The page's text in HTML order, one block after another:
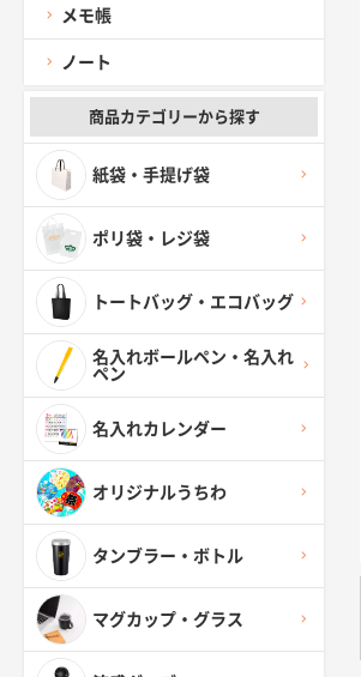
メモ帳
ノート
商品カテゴリーから探す
紙袋・手提げ袋
ポリ袋・レジ袋
トートバッグ・エコバッグ
名入れボールペン・名入れ
ペン
名入れカレンダー
オリジナルうちわ
タンブラー・ボトル
マグカップ・グラス